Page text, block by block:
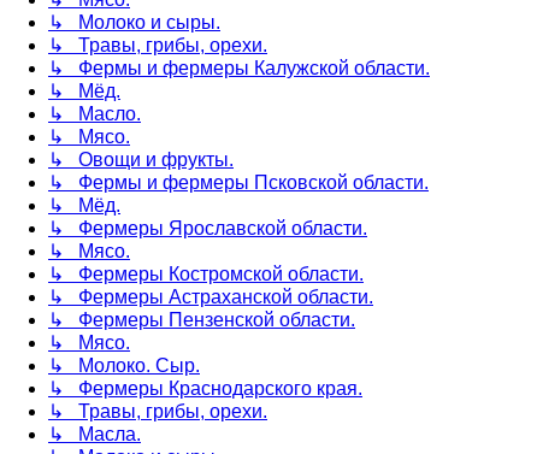
↳ Молоко и сыры.
↳ Травы, грибы, орехи.
↳ Фермы и фермеры Калужской области.
↳ Мёд.
↳ Масло.
↳ Мясо.
↳ Овощи и фрукты.
↳ Фермы и фермеры Псковской области.
↳ Мёд.
↳ Фермеры Ярославской области.
↳ Мясо.
↳ Фермеры Костромской области.
↳ Фермеры Астраханской области.
↳ Фермеры Пензенской области.
↳ Мясо.
↳ Молоко. Сыр.
↳ Фермеры Краснодарского края.
↳ Травы, грибы, орехи.
↳ Масла.